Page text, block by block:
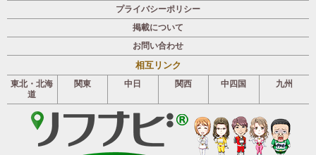
プライバシーポリシー
掲載について
お問い合わせ
相互リンク
東北・北海
道
関東 中日 関西 中四国 九州